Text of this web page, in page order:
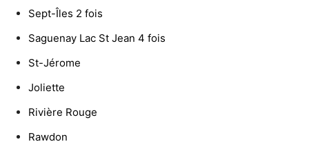
Sept-Îles 2 fois
Saguenay Lac St Jean 4 fois
St-Jérome
Joliette
Rivière Rouge
Rawdon